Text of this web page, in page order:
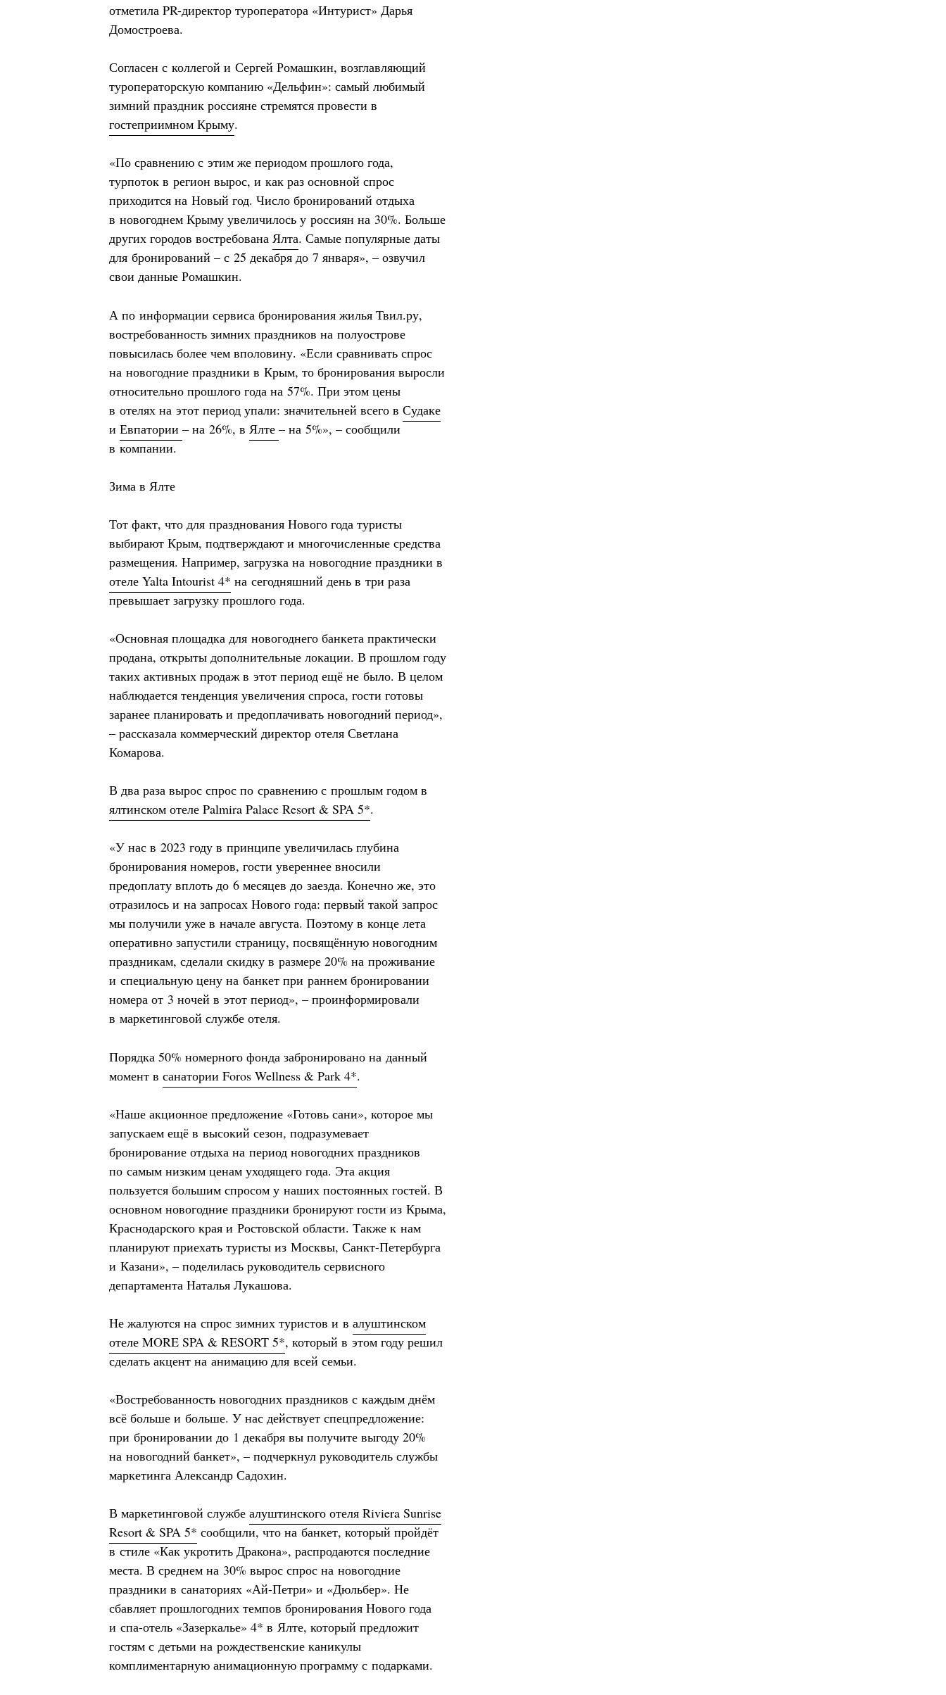
отметила PR-директор туроператора «Интурист» Дарья
Домостроева.
Согласен с коллегой и Сергей Ромашкин, возглавляющий
туроператорскую компанию «Дельфин»: самый любимый
зимний праздник россияне стремятся провести в
гостеприимном Крыму.
«По сравнению с этим же периодом прошлого года,
турпоток в регион вырос, и как раз основной спрос
приходится на Новый год. Число бронирований отдыха
в новогоднем Крыму увеличилось у россиян на 30%. Больше
других городов востребована Ялта. Самые популярные даты
для бронирований – с 25 декабря до 7 января», – озвучил
свои данные Ромашкин.
А по информации сервиса бронирования жилья Твил.ру,
востребованность зимних праздников на полуострове
повысилась более чем вполовину. «Если сравнивать спрос
на новогодние праздники в Крым, то бронирования выросли
относительно прошлого года на 57%. При этом цены
в отелях на этот период упали: значительней всего в Судаке
и Евпатории – на 26%, в Ялте – на 5%», – сообщили
в компании.
Зима в Ялте
Тот факт, что для празднования Нового года туристы
выбирают Крым, подтверждают и многочисленные средства
размещения. Например, загрузка на новогодние праздники в
отеле Yalta Intourist 4* на сегодняшний день в три раза
превышает загрузку прошлого года.
«Основная площадка для новогоднего банкета практически
продана, открыты дополнительные локации. В прошлом году
таких активных продаж в этот период ещё не было. В целом
наблюдается тенденция увеличения спроса, гости готовы
заранее планировать и предоплачивать новогодний период»,
– рассказала коммерческий директор отеля Светлана
Комарова.
В два раза вырос спрос по сравнению с прошлым годом в
ялтинском отеле Palmira Palace Resort & SPA 5*.
«У нас в 2023 году в принципе увеличилась глубина
бронирования номеров, гости увереннее вносили
предоплату вплоть до 6 месяцев до заезда. Конечно же, это
отразилось и на запросах Нового года: первый такой запрос
мы получили уже в начале августа. Поэтому в конце лета
оперативно запустили страницу, посвящённую новогодним
праздникам, сделали скидку в размере 20% на проживание
и специальную цену на банкет при раннем бронировании
номера от 3 ночей в этот период», – проинформировали
в маркетинговой службе отеля.
Порядка 50% номерного фонда забронировано на данный
момент в санатории Foros Wellness & Park 4*.
«Наше акционное предложение «Готовь сани», которое мы
запускаем ещё в высокий сезон, подразумевает
бронирование отдыха на период новогодних праздников
по самым низким ценам уходящего года. Эта акция
пользуется большим спросом у наших постоянных гостей. В
основном новогодние праздники бронируют гости из Крыма,
Краснодарского края и Ростовской области. Также к нам
планируют приехать туристы из Москвы, Санкт-Петербурга
и Казани», – поделилась руководитель сервисного
департамента Наталья Лукашова.
Не жалуются на спрос зимних туристов и в алуштинском
отеле MORE SPA & RESORT 5*, который в этом году решил
сделать акцент на анимацию для всей семьи.
«Востребованность новогодних праздников с каждым днём
всё больше и больше. У нас действует спецпредложение:
при бронировании до 1 декабря вы получите выгоду 20%
на новогодний банкет», – подчеркнул руководитель службы
маркетинга Александр Садохин.
В маркетинговой службе алуштинского отеля Riviera Sunrise
Resort & SPA 5* сообщили, что на банкет, который пройдёт
в стиле «Как укротить Дракона», распродаются последние
места. В среднем на 30% вырос спрос на новогодние
праздники в санаториях «Ай-Петри» и «Дюльбер». Не
сбавляет прошлогодних темпов бронирования Нового года
и спа-отель «Зазеркалье» 4* в Ялте, который предложит
гостям с детьми на рождественские каникулы
комплиментарную анимационную программу с подарками.